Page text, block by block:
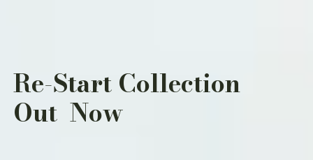
Re-Start Collection
Out Now